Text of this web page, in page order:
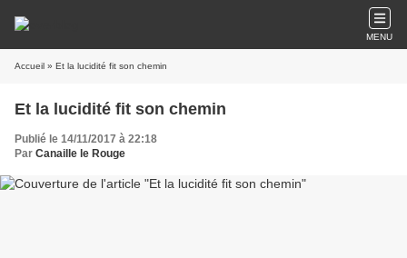
MENU
Accueil » Et la lucidité fit son chemin
Et la lucidité fit son chemin
Publié le 14/11/2017 à 22:18
Par Canaille le Rouge